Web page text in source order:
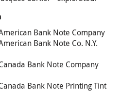
Bank Note Company
Bank Note Co. N.Y.
Bank Note Company
Bank Note Printing Tint